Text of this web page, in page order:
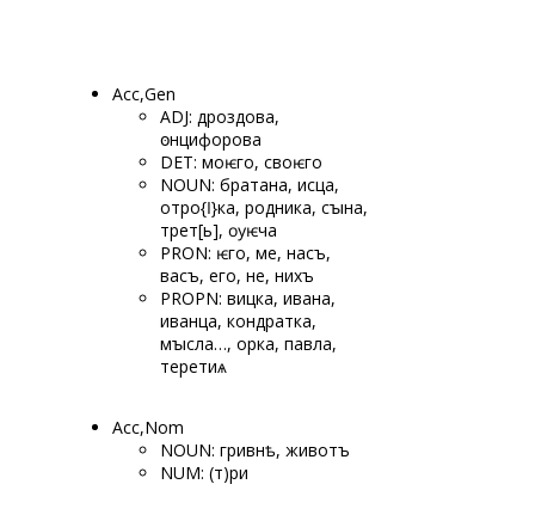
Acc,Gen
ADJ: дроздова,
ꙩнцифорова
DET: моѥго, своѥго
NOUN: братана, исца,
отро{ӏ}ка, родника, сꙑна,
трет[ь], ѹѥча
PRON: ѥго, ме, насъ,
васъ, его, не, нихъ
PROPN: вицка, ивана,
иванца, кондратка,
мꙑсла…, орка, павла,
теретиѧ
Acc,Nom
NOUN: гривнѣ, животъ
NUM: (т)ри